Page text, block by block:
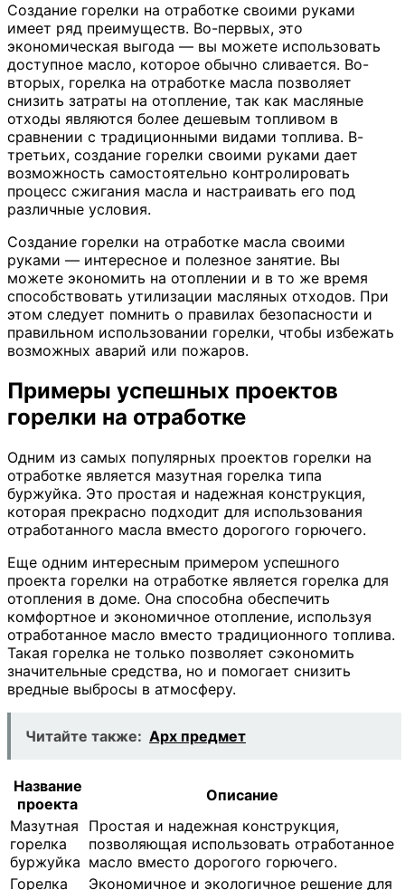
Создание горелки на отработке своими руками
имеет ряд преимуществ. Во-первых, это
экономическая выгода — вы можете использовать
доступное масло, которое обычно сливается. Во-
вторых, горелка на отработке масла позволяет
снизить затраты на отопление, так как масляные
отходы являются более дешевым топливом в
сравнении с традиционными видами топлива. В-
третьих, создание горелки своими руками дает
возможность самостоятельно контролировать
процесс сжигания масла и настраивать его под
различные условия.
Создание горелки на отработке масла своими
руками — интересное и полезное занятие. Вы
можете экономить на отоплении и в то же время
способствовать утилизации масляных отходов. При
этом следует помнить о правилах безопасности и
правильном использовании горелки, чтобы избежать
возможных аварий или пожаров.
Примеры успешных проектов
горелки на отработке
Одним из самых популярных проектов горелки на
отработке является мазутная горелка типа
буржуйка. Это простая и надежная конструкция,
которая прекрасно подходит для использования
отработанного масла вместо дорогого горючего.
Еще одним интересным примером успешного
проекта горелки на отработке является горелка для
отопления в доме. Она способна обеспечить
комфортное и экономичное отопление, используя
отработанное масло вместо традиционного топлива.
Такая горелка не только позволяет сэкономить
значительные средства, но и помогает снизить
вредные выбросы в атмосферу.
Читайте также: Арх предмет
Название
проекта
Описание
Мазутная
горелка
буржуйка
Простая и надежная конструкция,
позволяющая использовать отработанное
масло вместо дорогого горючего.
Горелка
Экономичное и экологичное решение для